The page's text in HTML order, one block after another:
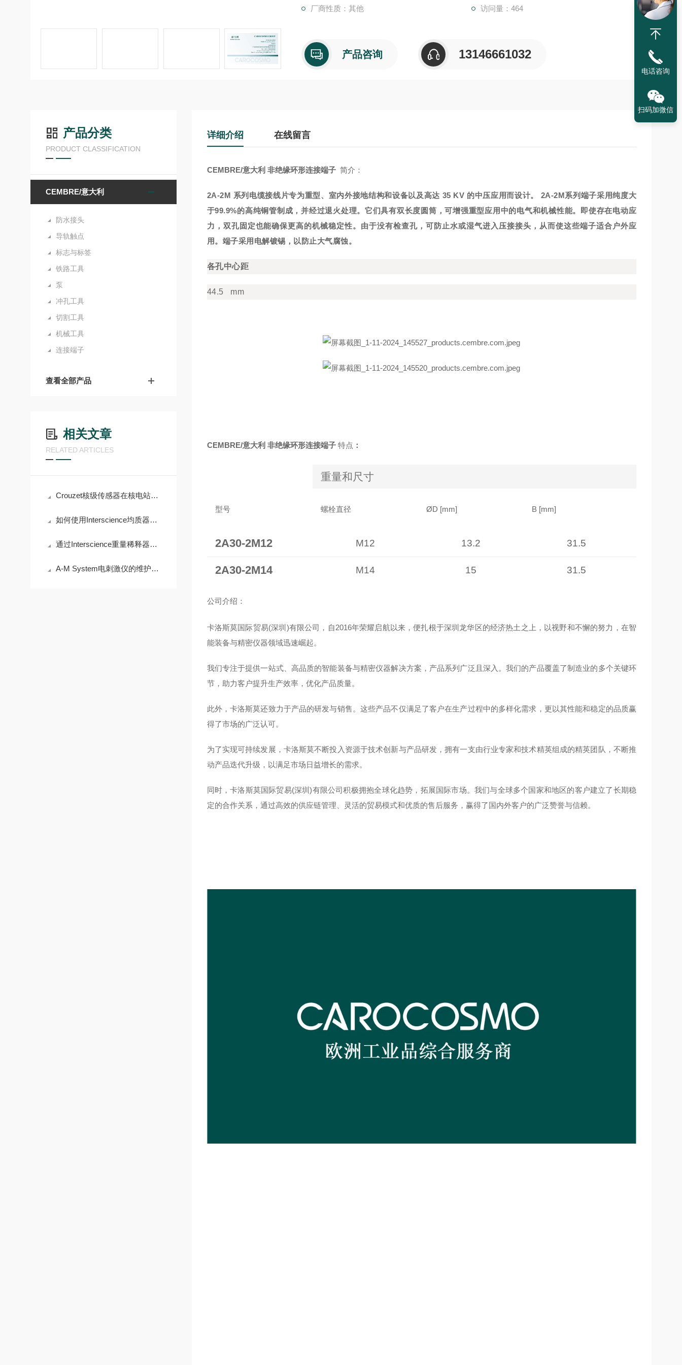
厂商性质：其他 访问量：464
产品咨询 13146661032
产品分类
PRODUCT CLASSIFICATION
CEMBRE/意大利
防水接头
导轨触点
标志与标签
铁路工具
泵
冲孔工具
切割工具
机械工具
连接端子
查看全部产品
相关文章
RELATED ARTICLES
Crouzet核级传感器在核电站安全系统中的5大核心应用
如何使用Interscience均质器优化样品处理？
通过Interscience重量稀释器简化您的实验流程
A-M System电刺激仪的维护与保养需要注意哪些事项？
详细介绍 在线留言
CEMBRE/意大利 非绝缘环形连接端子简介：
2A-2M 系列电缆接线片专为重型、室内外接地结构和设备以及高达 35 KV 的中压应用而设计。 2A-2M系列端子采用纯度大
于99.9%的高纯铜管制成，并经过退火处理。它们具有双长度圆筒，可增强重型应用中的电气和机械性能。即使存在电动应
力，双孔固定也能确保更高的机械稳定性。由于没有检查孔，可防止水或湿气进入压接接头，从而使这些端子适合户外应
用。端子采用电解镀锡，以防止大气腐蚀。
各孔中心距
44.5 mm
CEMBRE/意大利 非绝缘环形连接端子 特点 ：
重量和尺寸
型号 螺栓直径 ØD [mm] B [mm]
2A30-2M12 M12 13.2 31.5
2A30-2M14 M14 15 31.5
公司介绍：
卡洛斯莫国际贸易(深圳)有限公司，自2016年荣耀启航以来，便扎根于深圳龙华区的经济热土之上，以视野和不懈的努力，在智
能装备与精密仪器领域迅速崛起。
我们专注于提供一站式、高品质的智能装备与精密仪器解决方案，产品系列广泛且深入。我们的产品覆盖了制造业的多个关键环
节，助力客户提升生产效率，优化产品质量。
此外，卡洛斯莫还致力于产品的研发与销售。这些产品不仅满足了客户在生产过程中的多样化需求，更以其性能和稳定的品质赢
得了市场的广泛认可。
为了实现可持续发展，卡洛斯莫不断投入资源于技术创新与产品研发，拥有一支由行业专家和技术精英组成的精英团队，不断推
动产品迭代升级，以满足市场日益增长的需求。
同时，卡洛斯莫国际贸易(深圳)有限公司积极拥抱全球化趋势，拓展国际市场。我们与全球多个国家和地区的客户建立了长期稳
定的合作关系，通过高效的供应链管理、灵活的贸易模式和优质的售后服务，赢得了国内外客户的广泛赞誉与信赖。
电话咨询
扫码加微信